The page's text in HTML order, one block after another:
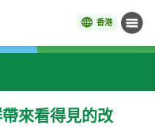
香港 目錄
來看得見的改